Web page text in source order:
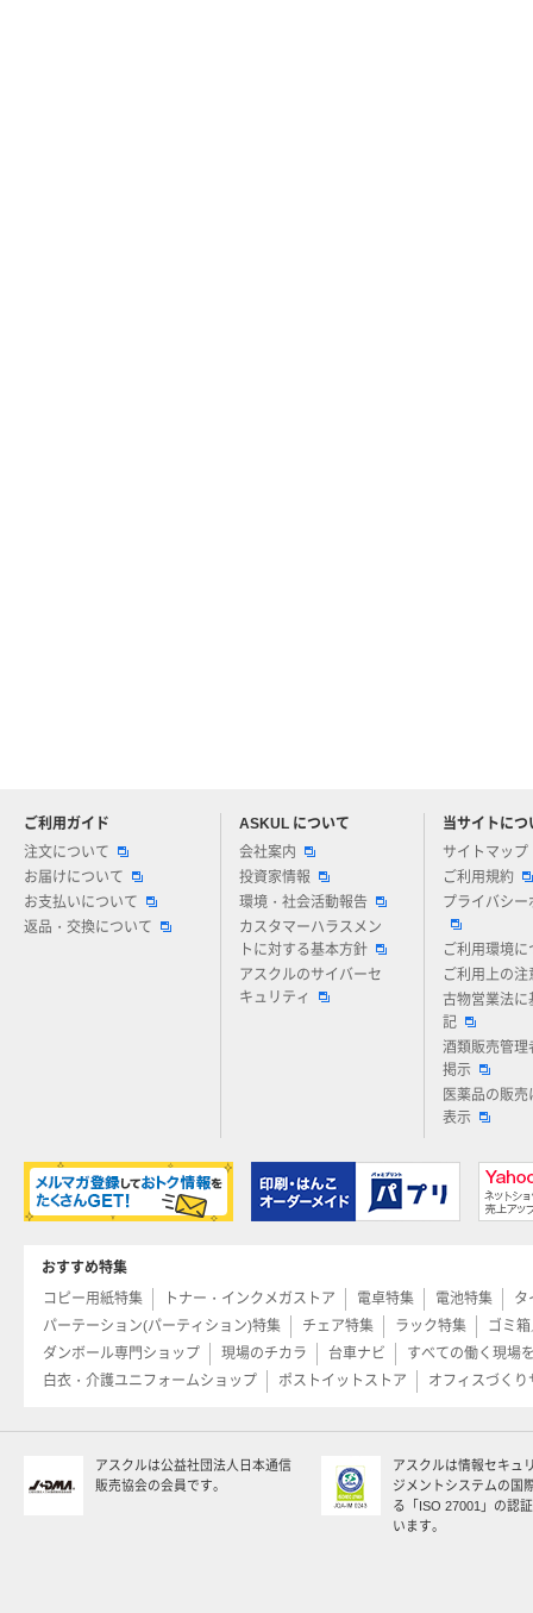
ご利用ガイド
注文について
お届けについて
お支払いについて
返品・交換について
ASKUL について
会社案内
投資家情報
環境・社会活動報告
カスタマーハラスメン
トに対する基本方針
アスクルのサイバーセ
キュリティ
当サイトにつ
サイトマップ
ご利用規約
プライバシー
ご利用環境に
ご利用上の注
古物営業法に
記
酒類販売管理
掲示
医薬品の販売
表示
アスクルについてお気軽にご質問ください
おすすめ特集
コピー用紙特集
トナー・インクメガストア 電卓特集 電池特集
タ
パーテーション(パーティション)特集
チェア特集 ラック特集
ゴミ
ダンボール専門ショップ
現場のチカラ 台車ナビ
すべての働く現場
白衣・介護ユニフォームショップ
ポストイットストア オフィスづくり
アスクルは公益社団法人日本通信
販売協会の会員です。
アスクルは情報セキュ
ジメントシステムの国
る「ISO 27001」の認
います。